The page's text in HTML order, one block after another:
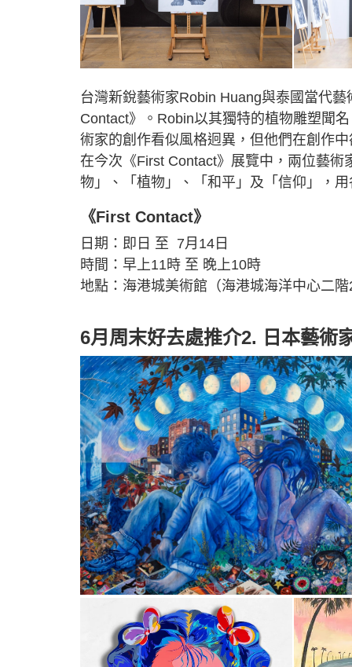
台灣新銳藝術家Robin Huang與泰國當代
Contact》。Robin以其獨特的植物雕塑聞
術家的創作看似風格迥異，但他們在創作
在今次《First Contact》展覽中，兩位藝
物」、「植物」、「和平」及「信仰」，
《First Contact》
日期：即日 至 7月14日
時間：早上11時 至 晚上10時
地點：海港城美術館（海港城海洋中心二
6月周末好去處推介2. 日本藝術